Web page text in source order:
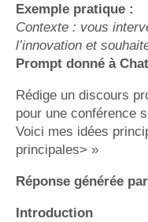
Exemple pratique :
Contexte : vous
l’innovation et
Prompt donné à
Rédige un discours
pour une conférence
Voici mes idées
principales> »
Réponse générée
Introduction